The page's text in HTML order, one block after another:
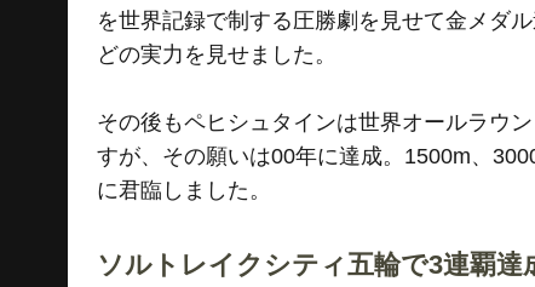
を世界記録で制する圧勝劇を見せて金メダ
どの実力を見せました。
その後もペヒシュタインは世界オールラウ
すが、その願いは00年に達成。1500m、
に君臨しました。
ソルトレイクシティ五輪で3連覇達